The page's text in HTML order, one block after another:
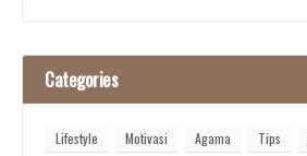
Categories
Lifestyle Motivasi Agama Tips